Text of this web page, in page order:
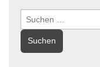
Suchen
nach: